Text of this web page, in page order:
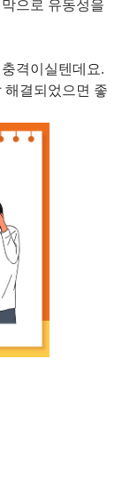
으로 유동성을
격이실텐데요.
해결되었으면 좋